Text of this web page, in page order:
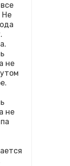
Не
не
не